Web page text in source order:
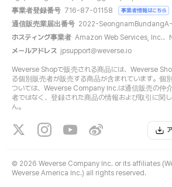
事業者登録番号 716-87-01158 事業者情報はこちら
通信販売業届出番号 2022-
ホスティング事業者 Amazon Web Services, Inc.、
メールアドレス jpsupport@weverse.io
Weverse Shopで販売される商品には、Weverse
る個別販売者が販売する商品が含まれています。個
ついては、Weverse Company Inc.は通信販売の仲
者ではなく、登録された商品の情報および取引に関
ん。
© 2026 Weverse Company Inc. or its affiliates
Weverse America Inc.) all rights reserved.